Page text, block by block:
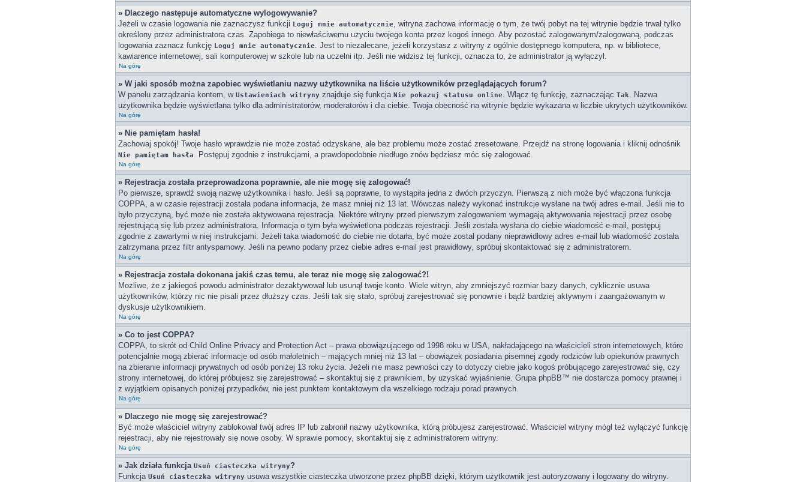
» Dlaczego następuje automatyczne wylogowywanie?
Jeżeli w czasie logowania nie zaznaczysz funkcji Loguj mnie automatycznie, witryna zachowa informację o tym, że twój pobyt na tej witrynie będzie trwał tylko
określony przez administratora czas. Zapobiega to niewłaściwemu użyciu twojego konta przez kogoś innego. Aby pozostać zalogowanym/zalogowaną, podczas
logowania zaznacz funkcję Loguj mnie automatycznie. Jest to niezalecane, jeżeli korzystasz z witryny z ogólnie dostępnego komputera, np. w bibliotece,
kawiarence internetowej, sali komputerowej w szkole lub na uczelni itp. Jeśli nie widzisz tej funkcji, oznacza to, że administrator ją wyłączył.
Na górę
» W jaki sposób można zapobiec wyświetlaniu nazwy użytkownika na liście użytkowników przeglądających forum?
W panelu zarządzania kontem, w Ustawieniach witryny znajduje się funkcja Nie pokazuj statusu online. Włącz tę funkcję, zaznaczając Tak. Nazwa
użytkownika będzie wyświetlana tylko dla administratorów, moderatorów i dla ciebie. Twoja obecność na witrynie będzie wykazana w liczbie ukrytych użytkowników.
Na górę
» Nie pamiętam hasła!
Zachowaj spokój! Twoje hasło wprawdzie nie może zostać odzyskane, ale bez problemu może zostać zresetowane. Przejdź na stronę logowania i kliknij odnośnik
Nie pamiętam hasła. Postępuj zgodnie z instrukcjami, a prawdopodobnie niedługo znów będziesz móc się zalogować.
Na górę
» Rejestracja została przeprowadzona poprawnie, ale nie mogę się zalogować!
Po pierwsze, sprawdź swoją nazwę użytkownika i hasło. Jeśli są poprawne, to wystąpiła jedna z dwóch przyczyn. Pierwszą z nich może być włączona funkcja
COPPA, a w czasie rejestracji została podana informacja, że masz mniej niż 13 lat. Wówczas należy wykonać instrukcje wysłane na twój adres e-mail. Jeśli nie to
było przyczyną, być może nie została aktywowana rejestracja. Niektóre witryny przed pierwszym zalogowaniem wymagają aktywowania rejestracji przez osobę
rejestrującą się lub przez administratora. Informacja o tym była wyświetlona podczas rejestracji. Jeśli została wysłana do ciebie wiadomość e-mail, postępuj
zgodnie z zawartymi w niej instrukcjami. Jeżeli taka wiadomość do ciebie nie dotarła, być może został podany nieprawidłowy adres e-mail lub wiadomość została
zatrzymana przez filtr antyspamowy. Jeśli na pewno podany przez ciebie adres e-mail jest prawidłowy, spróbuj skontaktować się z administratorem.
Na górę
» Rejestracja została dokonana jakiś czas temu, ale teraz nie mogę się zalogować?!
Możliwe, że z jakiegoś powodu administrator dezaktywował lub usunął twoje konto. Wiele witryn, aby zmniejszyć rozmiar bazy danych, cyklicznie usuwa
użytkowników, którzy nic nie pisali przez dłuższy czas. Jeśli tak się stało, spróbuj zarejestrować się ponownie i bądź bardziej aktywnym i zaangażowanym w
dyskusje użytkownikiem.
Na górę
» Co to jest COPPA?
COPPA, to skrót od Child Online Privacy and Protection Act – prawa obowiązującego od 1998 roku w USA, nakładającego na właścicieli stron internetowych, które
potencjalnie mogą zbierać informacje od osób małoletnich – mających mniej niż 13 lat – obowiązek posiadania pisemnej zgody rodziców lub opiekunów prawnych
na zbieranie informacji prywatnych od osób poniżej 13 roku życia. Jeżeli nie masz pewności czy to dotyczy ciebie jako kogoś próbującego zarejestrować się, czy
strony internetowej, do której próbujesz się zarejestrować – skontaktuj się z prawnikiem, by uzyskać wyjaśnienie. Grupa phpBB™ nie dostarcza pomocy prawnej i
z wyjątkiem opisanych poniżej przypadków, nie jest punktem kontaktowym dla wszelkiego rodzaju porad prawnych.
Na górę
» Dlaczego nie mogę się zarejestrować?
Być może właściciel witryny zablokował twój adres IP lub zabronił nazwy użytkownika, którą próbujesz zarejestrować. Właściciel witryny mógł też wyłączyć funkcję
rejestracji, aby nie rejestrowały się nowe osoby. W sprawie pomocy, skontaktuj się z administratorem witryny.
Na górę
» Jak działa funkcja Usuń ciasteczka witryny?
Funkcja Usuń ciasteczka witryny usuwa wszystkie ciasteczka utworzone przez phpBB dzięki, którym użytkownik jest autoryzowany i logowany do witryny.